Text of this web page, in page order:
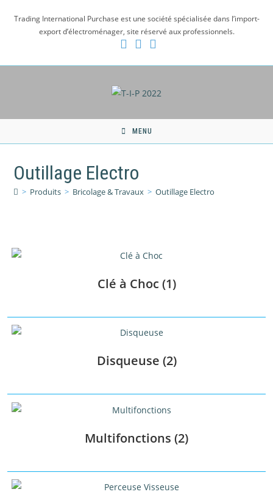
Trading International Purchase est une société spécialisée dans l’import-
export d’électroménager, site réservé aux professionnels.
MENU
Outillage Electro
> Produits > Bricolage & Travaux > Outillage Electro
Clé à Choc(1)
Multifonctions (2)
Scie Sabre(1)
Clé à Choc (1)
Disqueuse (2)
Multifonctions (2)